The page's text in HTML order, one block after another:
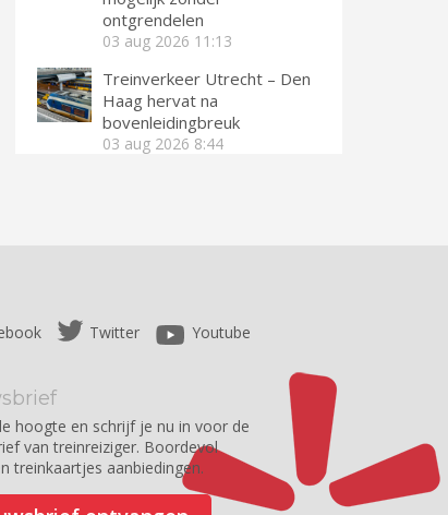
ontgrendelen
03 aug 2026 11:13
Treinverkeer Utrecht – Den
Haag hervat na
bovenleidingbreuk
03 aug 2026 8:44
Twitter Youtube
hoogte en schrijf je nu in voor de
van treinreiziger. Boordevol
treinkaartjes aanbiedingen.